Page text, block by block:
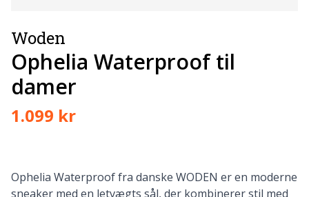
Woden
Ophelia Waterproof til
damer
1.099 kr
Ophelia Waterproof fra danske WODEN er en moderne
sneaker med en letvægts sål, der kombinerer stil med